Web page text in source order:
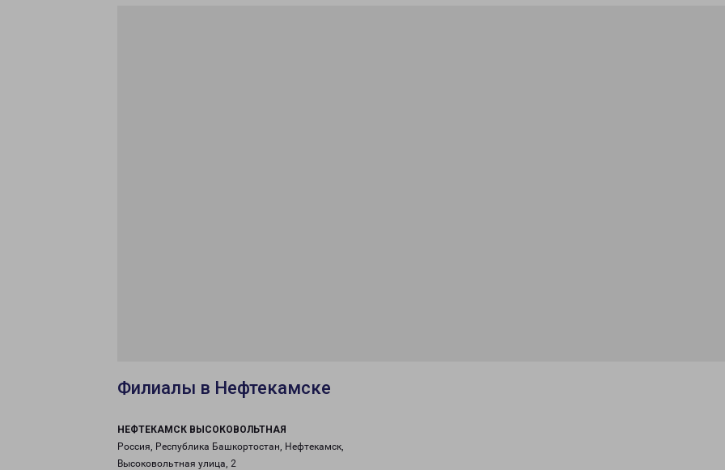
Филиалы в Нефтекамске
НЕФТЕКАМСК ВЫСОКОВОЛЬТНАЯ
Россия, Республика Башкортостан, Нефтекамск,
Высоковольтная улица, 2